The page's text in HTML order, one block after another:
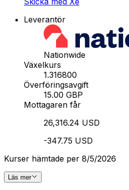
Leverantör
Nationwide
Växelkurs
1.316800
Överföringsavgift
15.00 GBP
Mottagaren får
26,316.24 USD
-347.75 USD
Kurser hämtade per 8/5/2026
Läs mer